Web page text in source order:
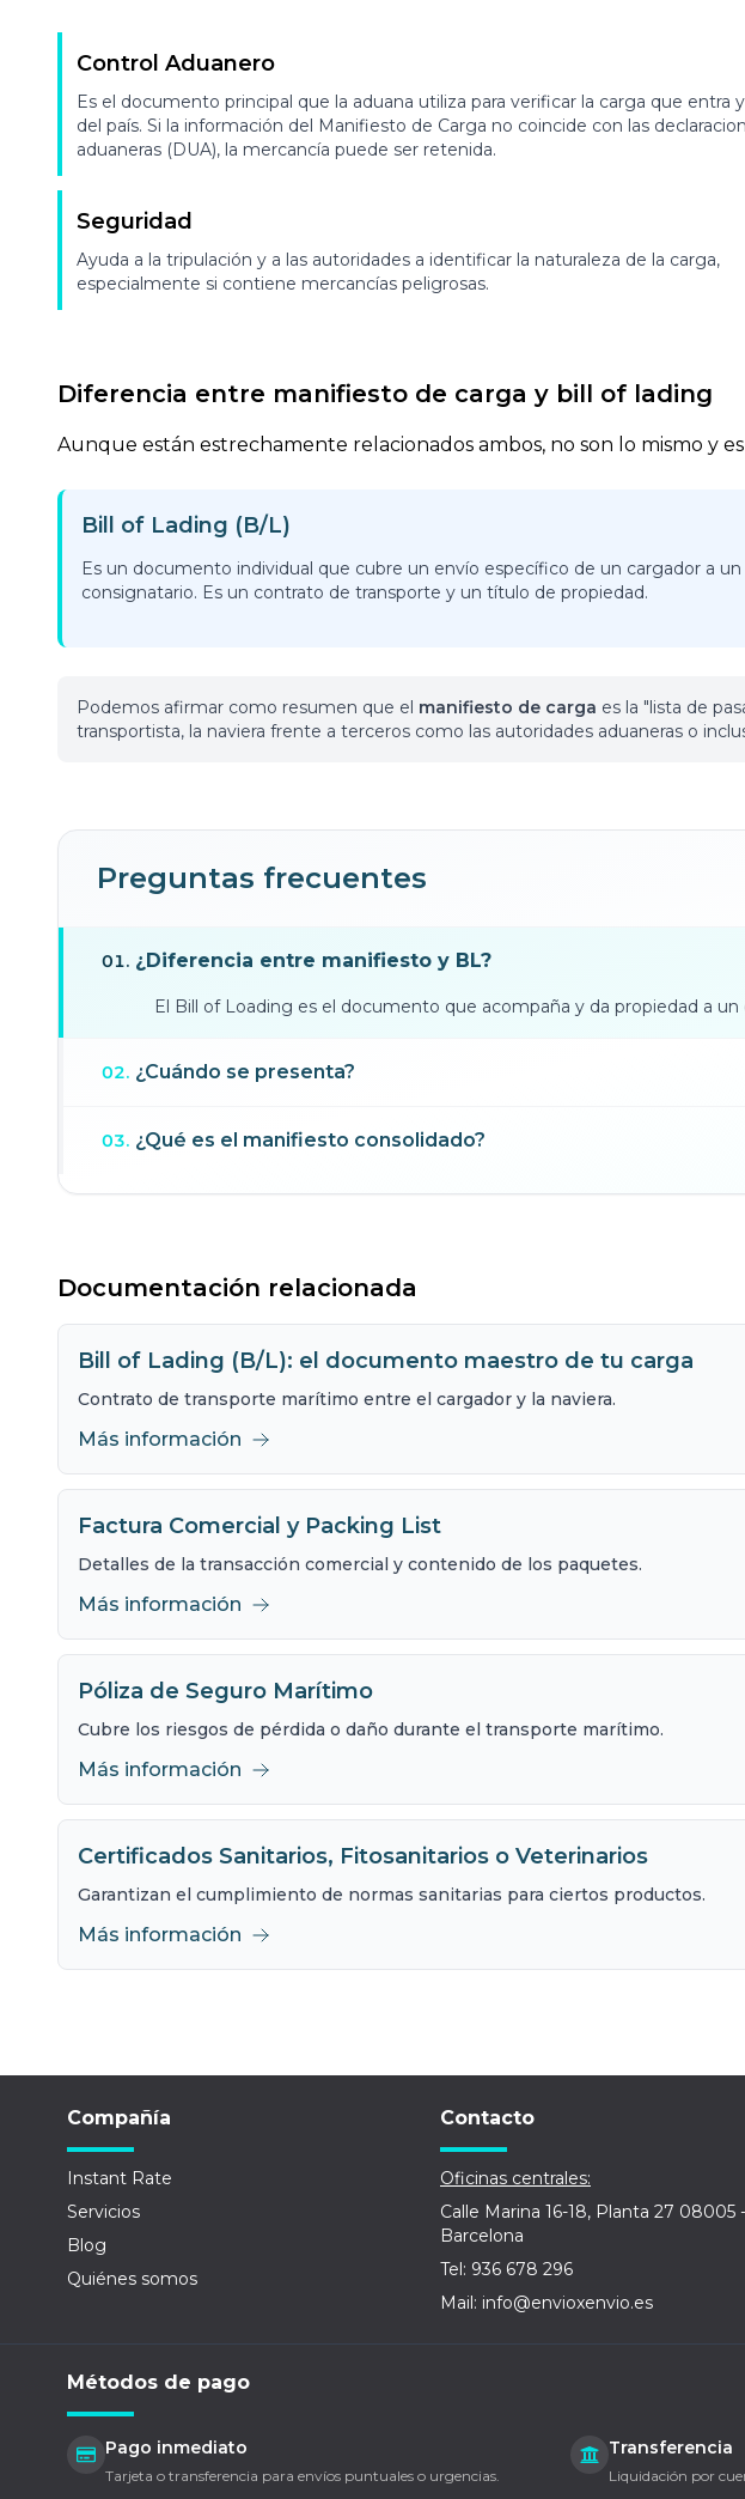
Control Aduanero
Es el documento principal que la aduana utiliza para verificar la carga que entra
del país. Si la información del Manifiesto de Carga no coincide con las
aduaneras (DUA), la mercancía puede ser retenida.
Seguridad
Ayuda a la tripulación y a las autoridades a identificar la naturaleza de la carga,
especialmente si contiene mercancías peligrosas.
Diferencia entre manifiesto de carga y bill of lading
Aunque están estrechamente relacionados ambos, no son lo mismo
Bill of Lading (B/L)
Es un documento individual que cubre un envío específico de un cargador a un
consignatario. Es un contrato de transporte y un título de propiedad.
Podemos afirmar como resumen que el manifiesto de carga es la "lista de
transportista, la naviera frente a terceros como las autoridades aduaneras o
Preguntas frecuentes
01. ¿Diferencia entre manifiesto y BL?
El Bill of Loading es el documento que acompaña y da propiedad a
02. ¿Cuándo se presenta?
03. ¿Qué es el manifiesto consolidado?
Documentación relacionada
Bill of Lading (B/L): el documento maestro de tu carga
Contrato de transporte marítimo entre el cargador y la naviera.
Más información
Factura Comercial y Packing List
Detalles de la transacción comercial y contenido de los paquetes.
Más información
Póliza de Seguro Marítimo
Cubre los riesgos de pérdida o daño durante el transporte marítimo.
Más información
Certificados Sanitarios, Fitosanitarios o Veterinarios
Garantizan el cumplimiento de normas sanitarias para ciertos productos.
Más información
Compañía
Instant Rate
Servicios
Blog
Quiénes somos
Contacto
Oficinas centrales:
Calle Marina 16-18, Planta 27 08005 -
Barcelona
Tel: 936 678 296
Mail: info@envioxenvio.es
Métodos de pago
Pago inmediato
Tarjeta o transferencia para envíos puntuales o urgencias.
Transferencia
Liquidación por